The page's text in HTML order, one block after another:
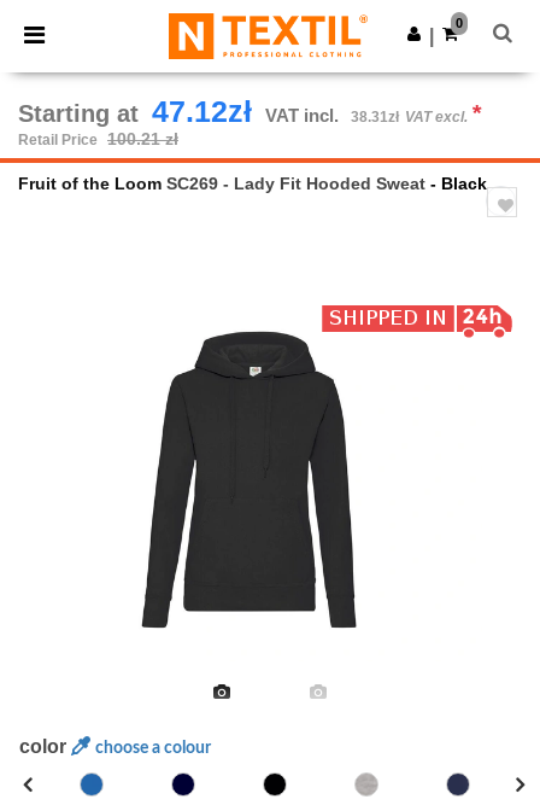
× Ntextil App
Better prices on app!
Get the app
0
Starting at 47.12zł VAT incl. 38.31zł VAT excl. *
Retail Price 100.21 zł
Fruit of the Loom SC269 - Lady Fit Hooded Sweat - Black
color choose a colour